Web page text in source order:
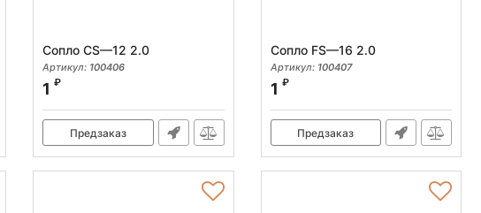
Сопло CS—12 2.0
Артикул: 100406
1 ₽
Предзаказ
Сопло FS—16 2.0
Артикул: 100407
1 ₽
Предзаказ